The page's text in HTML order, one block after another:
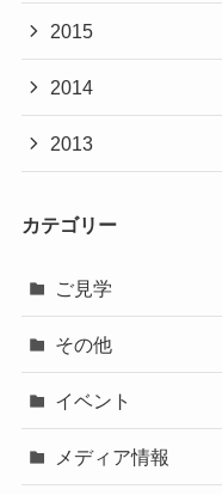
2015
2014
2013
カテゴリー
ご見学
その他
イベント
メディア情報